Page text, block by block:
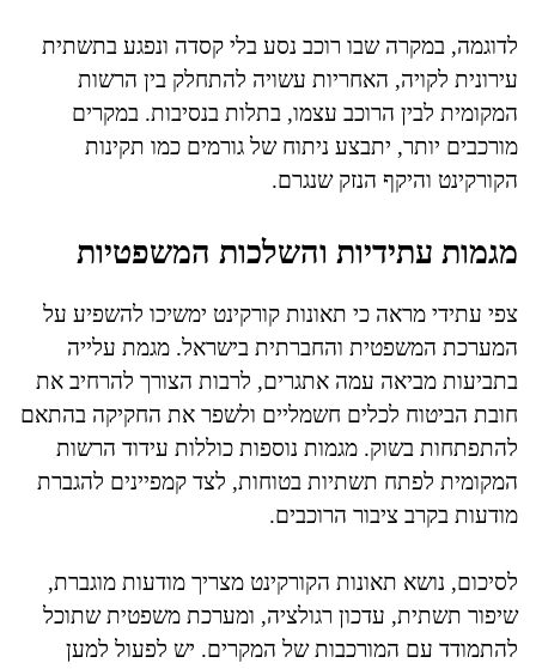
לדוגמה, במקרה שבו רוכב נסע בלי קסדה ונפגע בתשתית
עירונית לקויה, האחריות עשויה להתחלק בין הרשות
המקומית לבין הרוכב עצמו, בתלות בנסיבות. במקרים
מורכבים יותר, יתבצע ניתוח של גורמים כמו תקינות
הקורקינט והיקף הנזק שנגרם.
מגמות עתידיות והשלכות המשפטיות
צפי עתידי מראה כי תאונות קורקינט ימשיכו להשפיע על
המערכת המשפטית והחברתית בישראל. מגמת עלייה
בתביעות מביאה עמה אתגרים, לרבות הצורך להרחיב את
חובת הביטוח לכלים חשמליים ולשפר את החקיקה בהתאם
להתפתחות בשוק. מגמות נוספות כוללות עידוד הרשות
המקומית לפתח תשתיות בטוחות, לצד קמפיינים להגברת
מודעות בקרב ציבור הרוכבים.
לסיכום, נושא תאונות הקורקינט מצריך מודעות מוגברת,
שיפור תשתית, עדכון רגולציה, ומערכת משפטית שתוכל
להתמודד עם המורכבות של המקרים. יש לפעול למען